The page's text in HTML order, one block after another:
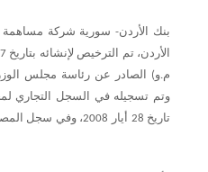
م.و) الصادر عن رئاسة مجلس